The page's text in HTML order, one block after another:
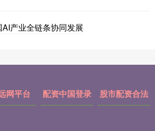
产业全链条协同发展
网平台 配资中国登录 股市配资合法